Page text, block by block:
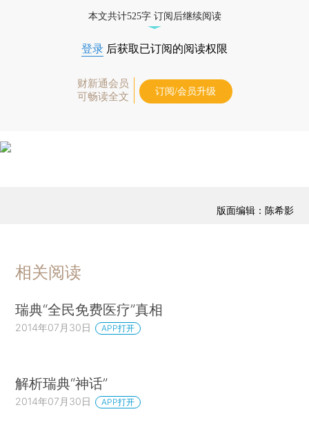
本文共计525字 订阅后继续阅读
登录 后获取已订阅的阅读权限
财新通会员
可畅读全文
订阅/会员升级
版面编辑：陈希影
相关阅读
瑞典“全民免费医疗”真相
2014年07月30日 APP打开
解析瑞典“神话”
2014年07月30日 APP打开